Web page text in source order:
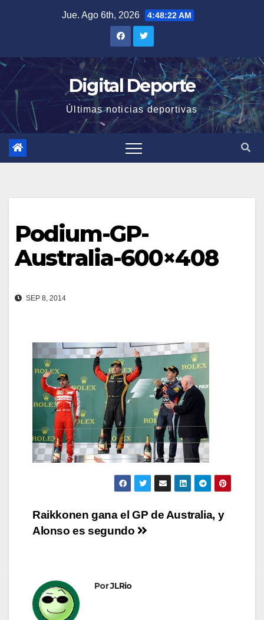
Jue. Ago 6th, 2026 4:48:22 AM
Digital Deporte
Últimas noticias deportivas
Podium-GP-
Australia-600×408
SEP 8, 2014
Navegación
Raikkonen gana el GP de Australia, y
Alonso es segundo
PorJLRio